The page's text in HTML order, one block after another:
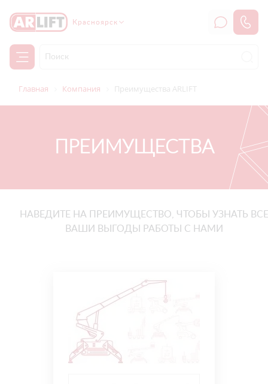
Красноярск
Главная Компания Преимущества ARLIFT
ПРЕИМУЩЕСТВА
НАВЕДИТЕ НА ПРЕИМУЩЕСТВО, ЧТОБЫ УЗНАТЬ ВСЕ
ВАШИ ВЫГОДЫ РАБОТЫ С НАМИ